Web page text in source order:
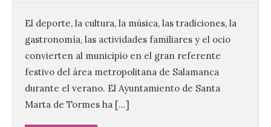
El deporte, la cultura, la música, las tradiciones, la
gastronomía, las actividades familiares y el ocio
convierten al municipio en el gran referente
festivo del área metropolitana de Salamanca
durante el verano. El Ayuntamiento de Santa
Marta de Tormes ha […]